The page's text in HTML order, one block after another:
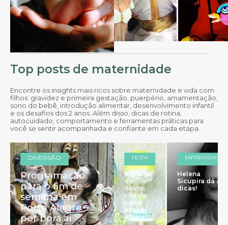
Top posts de maternidade
Encontre os insights mais ricos sobre maternidade e vida com
filhos: gravidez e primeira gestação, puerpério, amamentação,
sono do bebê, introdução alimentar, desenvolvimento infantil
e os desafios dos 2 anos. Além disso, dicas de rotina,
autocuidado, comportamento e ferramentas práticas para
você se sentir acompanhada e confiante em cada etapa.
DIVERSÃO
Programação
para o fim de
semana em
Porto Alegre –
por bora.ai
FESTA
Pra fugir
do
óbvio,
chá de
bebê
azul e
amarelo!
ENTREVISTAS
Helena
Sicupira dá as
dicas!